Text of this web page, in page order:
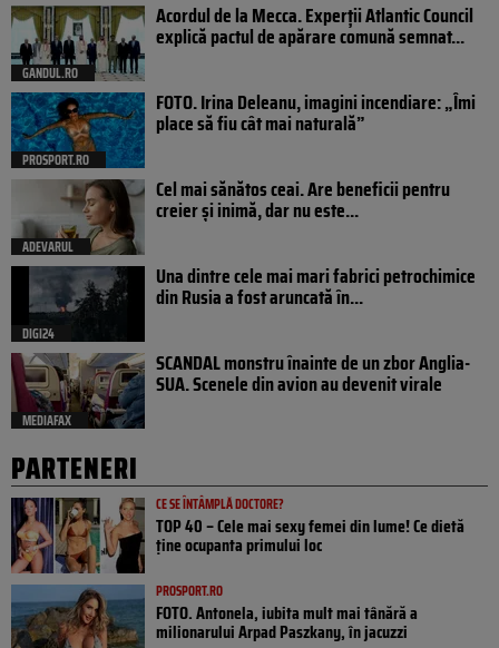
GANDUL.RO
Acordul de la Mecca. Experții Atlantic Council
explică pactul de apărare comună semnat...
PROSPORT.RO
FOTO. Irina Deleanu, imagini incendiare: „Îmi
place să fiu cât mai naturală”
ADEVARUL
Cel mai sănătos ceai. Are beneficii pentru
creier și inimă, dar nu este...
DIGI24
Una dintre cele mai mari fabrici petrochimice
din Rusia a fost aruncată în...
MEDIAFAX
SCANDAL monstru înainte de un zbor Anglia-
SUA. Scenele din avion au devenit virale
PARTENERI
CE SE ÎNTÂMPLĂ DOCTORE?
TOP 40 – Cele mai sexy femei din lume! Ce dietă
ține ocupanta primului loc
PROSPORT.RO
FOTO. Antonela, iubita mult mai tânără a
milionarului Arpad Paszkany, în jacuzzi